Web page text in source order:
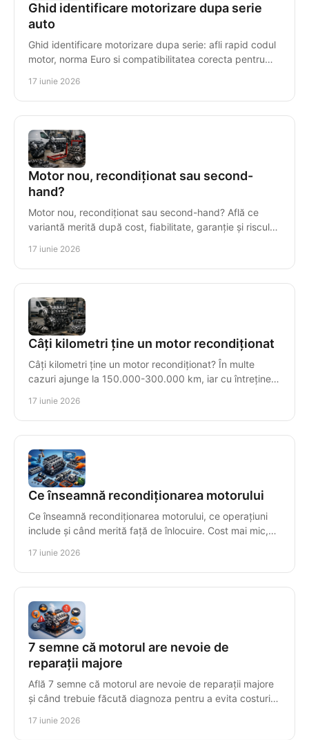
Ghid identificare motorizare dupa serie
auto
Ghid identificare motorizare dupa serie: afli rapid codul
motor, norma Euro si compatibilitatea corecta pentru
17 iunie 2026
Motor nou, recondiționat sau second-
hand?
Motor nou, recondiționat sau second-hand? Află ce
variantă merită după cost, fiabilitate, garanție și riscul
17 iunie 2026
Câți kilometri ține un motor recondiționat
Câți kilometri ține un motor recondiționat? În multe
cazuri ajunge la 150.000-300.000 km, iar cu întreținere
17 iunie 2026
Ce înseamnă recondiționarea motorului
Ce înseamnă recondiționarea motorului, ce operațiuni
include și când merită față de înlocuire. Cost mai mic,
17 iunie 2026
7 semne că motorul are nevoie de
reparații majore
Află 7 semne că motorul are nevoie de reparații majore
și când trebuie făcută diagnoza pentru a evita costuri
17 iunie 2026